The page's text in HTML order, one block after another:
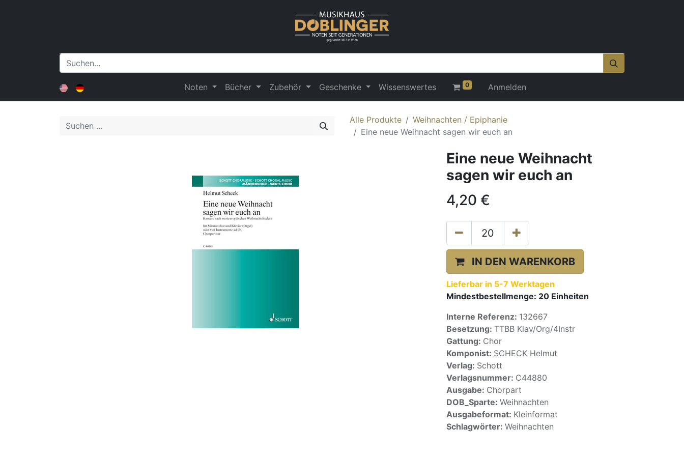
Noten Bücher Zubehör Geschenke Wissenswertes 0 Anmelden
Alle Produkte
Weihnachten / Epiphanie
Eine neue Weihnacht sagen wir euch an
Eine neue Weihnacht
sagen wir euch an
4,20 €
IN DEN WARENKORB
Lieferbar in 5-7 Werktagen
Mindestbestellmenge: 20 Einheiten
Interne Referenz: 132667
Besetzung: TTBB Klav/Org/4Instr
Gattung: Chor
Komponist: SCHECK Helmut
Verlag: Schott
Verlagsnummer: C44880
Ausgabe: Chorpart
DOB_Sparte: Weihnachten
Ausgabeformat: Kleinformat
Schlagwörter: Weihnachten